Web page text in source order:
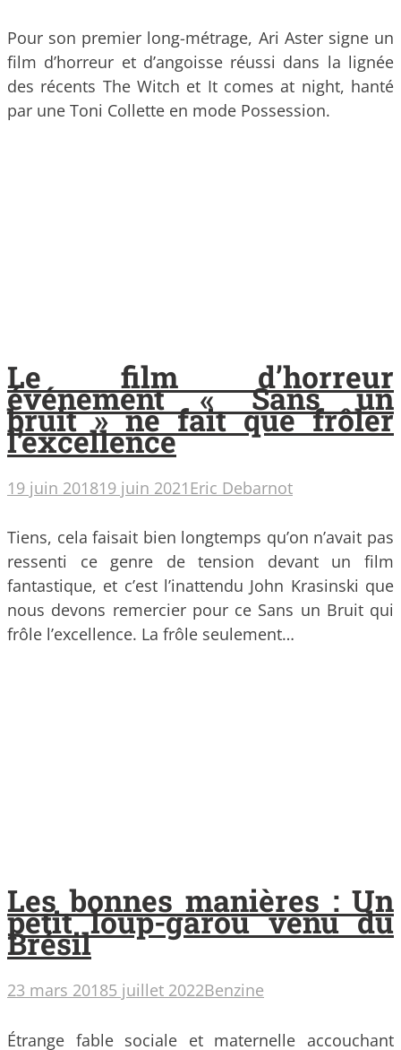
Pour son premier long-métrage, Ari Aster signe un
film d’horreur et d’angoisse réussi dans la lignée
des récents The Witch et It comes at night, hanté
par une Toni Collette en mode Possession.
Le film d’horreur
événement « Sans un
bruit » ne fait que frôler
l’excellence
19 juin 201819 juin 2021 Eric Debarnot
Tiens, cela faisait bien longtemps qu’on n’avait pas
ressenti ce genre de tension devant un film
fantastique, et c’est l’inattendu John Krasinski que
nous devons remercier pour ce Sans un Bruit qui
frôle l’excellence. La frôle seulement…
Les bonnes manières : Un
petit loup-garou venu du
Brésil
23 mars 20185 juillet 2022Benzine
Étrange fable sociale et maternelle accouchant